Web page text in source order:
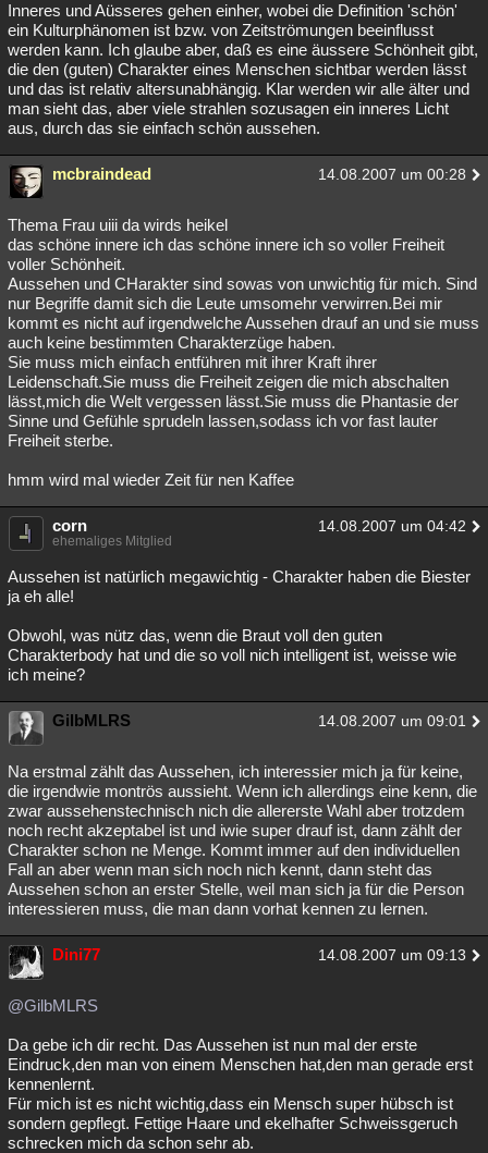
Inneres und Aüsseres gehen einher, wobei die Definition 'schön'
ein Kulturphänomen ist bzw. von Zeitströmungen beeinflusst
werden kann. Ich glaube aber, daß es eine äussere Schönheit gibt,
die den (guten) Charakter eines Menschen sichtbar werden lässt
und das ist relativ altersunabhängig. Klar werden wir alle älter und
man sieht das, aber viele strahlen sozusagen ein inneres Licht
aus, durch das sie einfach schön aussehen.
mcbraindead 14.08.2007 um 00:28
Thema Frau uiii da wirds heikel
das schöne innere ich das schöne innere ich so voller Freiheit
voller Schönheit.
Aussehen und CHarakter sind sowas von unwichtig für mich. Sind
nur Begriffe damit sich die Leute umsomehr verwirren.Bei mir
kommt es nicht auf irgendwelche Aussehen drauf an und sie muss
auch keine bestimmten Charakterzüge haben.
Sie muss mich einfach entführen mit ihrer Kraft ihrer
Leidenschaft.Sie muss die Freiheit zeigen die mich abschalten
lässt,mich die Welt vergessen lässt.Sie muss die Phantasie der
Sinne und Gefühle sprudeln lassen,sodass ich vor fast lauter
Freiheit sterbe.
hmm wird mal wieder Zeit für nen Kaffee
corn 14.08.2007 um 04:42
ehemaliges Mitglied
Aussehen ist natürlich megawichtig - Charakter haben die Biester
ja eh alle!
Obwohl, was nütz das, wenn die Braut voll den guten
Charakterbody hat und die so voll nich intelligent ist, weisse wie
ich meine?
GilbMLRS 14.08.2007 um 09:01
Na erstmal zählt das Aussehen, ich interessier mich ja für keine,
die irgendwie montrös aussieht. Wenn ich allerdings eine kenn, die
zwar aussehenstechnisch nich die allererste Wahl aber trotzdem
noch recht akzeptabel ist und iwie super drauf ist, dann zählt der
Charakter schon ne Menge. Kommt immer auf den individuellen
Fall an aber wenn man sich noch nich kennt, dann steht das
Aussehen schon an erster Stelle, weil man sich ja für die Person
interessieren muss, die man dann vorhat kennen zu lernen.
Dini77 14.08.2007 um 09:13
@GilbMLRS
Da gebe ich dir recht. Das Aussehen ist nun mal der erste
Eindruck,den man von einem Menschen hat,den man gerade erst
kennenlernt.
Für mich ist es nicht wichtig,dass ein Mensch super hübsch ist
sondern gepflegt. Fettige Haare und ekelhafter Schweissgeruch
schrecken mich da schon sehr ab.